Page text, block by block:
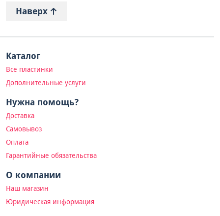
Наверх
Каталог
Все пластинки
Дополнительные услуги
Нужна помощь?
Доставка
Самовывоз
Оплата
Гарантийные обязательства
О компании
Наш магазин
Юридическая информация